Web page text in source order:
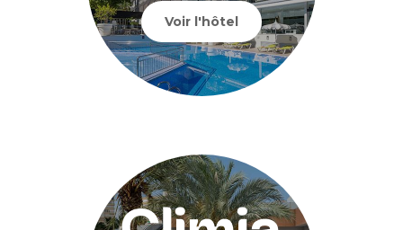
Voir l'hôtel